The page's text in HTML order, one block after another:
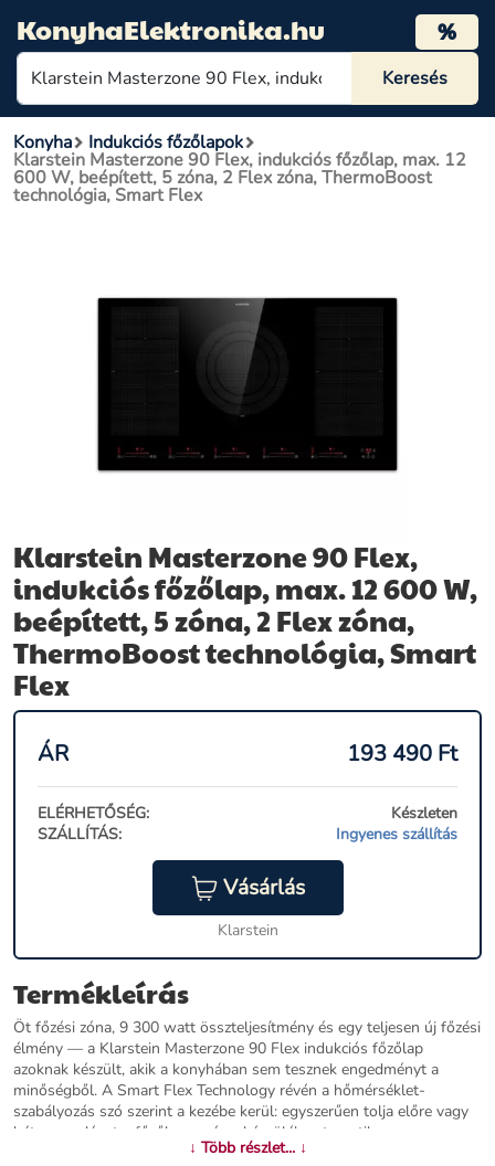
KonyhaElektronika.hu %
Konyha Indukciós főzőlapok
Klarstein Masterzone 90 Flex, indukciós főzőlap, max. 12
600 W, beépített, 5 zóna, 2 Flex zóna, ThermoBoost
technológia, Smart Flex
Klarstein Masterzone 90 Flex,
indukciós főzőlap, max. 12 600 W,
beépített, 5 zóna, 2 Flex zóna,
ThermoBoost technológia, Smart
Flex
ÁR 193 490 Ft
ELÉRHETŐSÉG:
Készleten
SZÁLLÍTÁS:
Ingyenes szállítás
Vásárlás
Klarstein
Termékleírás
Öt főzési zóna, 9 300 watt összteljesítmény és egy teljesen új főzési
élmény — a Klarstein Masterzone 90 Flex indukciós főzőlap
azoknak készült, akik a konyhában sem tesznek engedményt a
minőségből. A Smart Flex Technology révén a hőmérséklet-
szabályozás szó szerint a kezébe kerül: egyszerűen tolja előre vagy
hátra az edényt a főzőlapon, és a készülék automatikusan
alkalmazkodik. Ez a forradalmi funkció egyetlen érintéssel
↓ Több részlet... ↓